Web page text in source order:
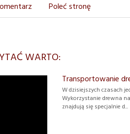
Poleć stronę
WARTO:
Transportowanie
W dzisiejszych czasach
Wykorzystanie drewna
znajdują się specjalnie d...